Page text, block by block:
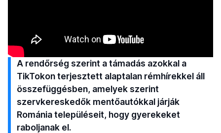
A rendőrség szerint a támadás azokkal a
TikTokon terjesztett alaptalan rémhírekkel áll
összefüggésben, amelyek szerint
szervkereskedők mentőautókkal járják
Románia településeit, hogy gyerekeket
raboljanak el.